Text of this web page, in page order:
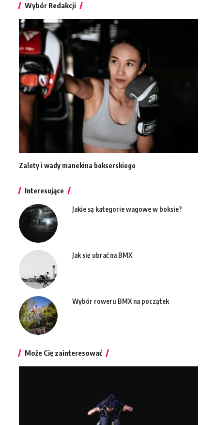
Wybór Redakcji
Zalety i wady manekina bokserskiego
Interesujące
Jakie są kategorie wagowe w boksie?
Jak się ubrać na BMX
Wybór roweru BMX na początek
Może Cię zainteresować